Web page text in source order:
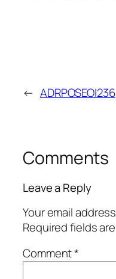
← ADRPOSEOI236
Comments
Leave a Reply
Your email
Required fields
Comment*